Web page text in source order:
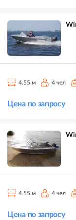
4.55 м 4 чел
Цена по запросу
4.55 м 4 чел
Цена по запросу